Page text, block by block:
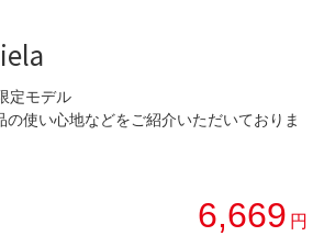
定モデル
の使い心地などをご紹介いただいておりま
6,669 円